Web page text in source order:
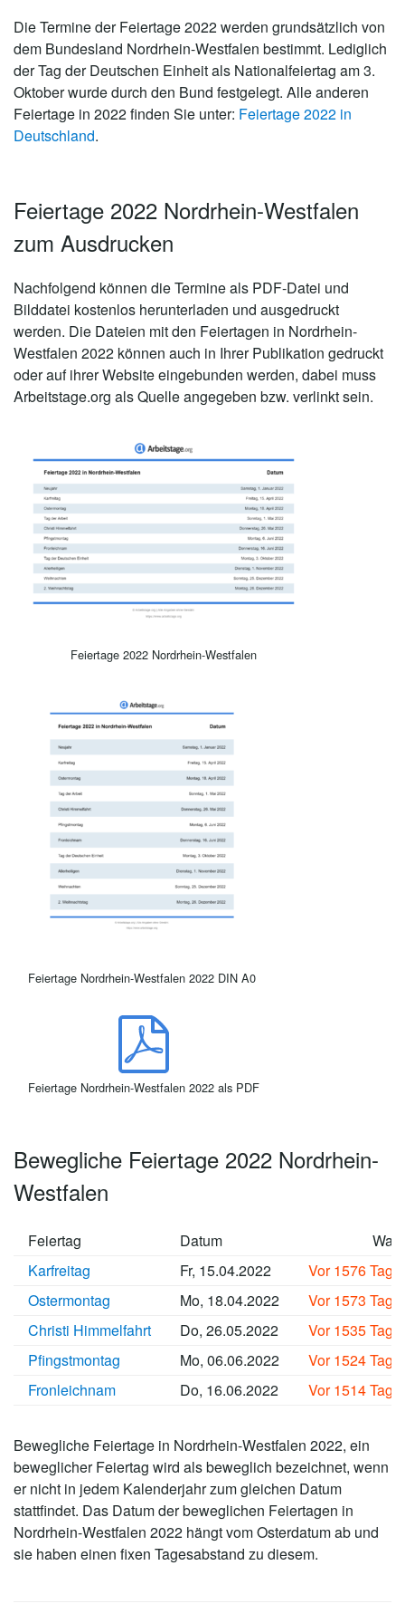
Die Termine der Feiertage 2022 werden grundsätzlich von
dem Bundesland Nordrhein-Westfalen bestimmt. Lediglich
der Tag der Deutschen Einheit als Nationalfeiertag am 3.
Oktober wurde durch den Bund festgelegt. Alle anderen
Feiertage in 2022 finden Sie unter: Feiertage 2022 in
Deutschland.
Feiertage 2022 Nordrhein-Westfalen
zum Ausdrucken
Nachfolgend können die Termine als PDF-Datei und
Bilddatei kostenlos herunterladen und ausgedruckt
werden. Die Dateien mit den Feiertagen in Nordrhein-
Westfalen 2022 können auch in Ihrer Publikation gedruckt
oder auf ihrer Website eingebunden werden, dabei muss
Arbeitstage.org als Quelle angegeben bzw. verlinkt sein.
Feiertage 2022 Nordrhein-Westfalen
Feiertage Nordrhein-Westfalen 2022 DIN A0
Feiertage Nordrhein-Westfalen 2022 als PDF
Bewegliche Feiertage 2022 Nordrhein-
Westfalen
Feiertag Datum
Karfreitag
Fr, 15.04.2022
Vor 1576
Ostermontag
Mo, 18.04.2022
Vor 1573
Christi Himmelfahrt
Do, 26.05.2022
Vor 1535
Pfingstmontag
Mo, 06.06.2022
Vor 1524
Fronleichnam
Do, 16.06.2022 Vor 1514
Bewegliche Feiertage in Nordrhein-Westfalen 2022, ein
beweglicher Feiertag wird als beweglich bezeichnet, wenn
er nicht in jedem Kalenderjahr zum gleichen Datum
stattfindet. Das Datum der beweglichen Feiertagen in
Nordrhein-Westfalen 2022 hängt vom Osterdatum ab und
sie haben einen fixen Tagesabstand zu diesem.